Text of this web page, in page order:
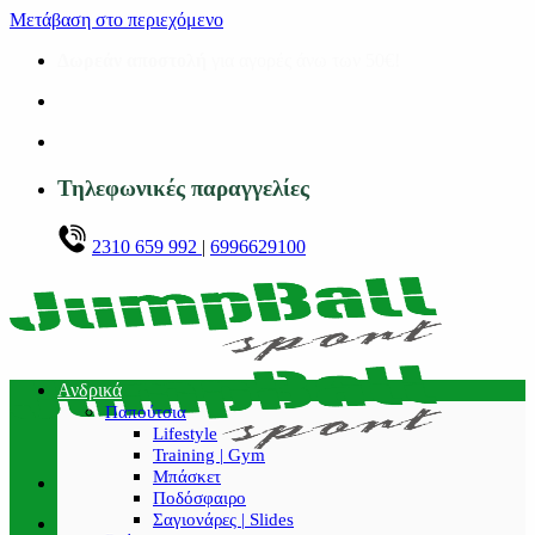
Μετάβαση στο περιεχόμενο
Τηλεφωνικές παραγγελίες
2310 659 992 | 6996629100
Ανδρικά
Παπούτσια
Lifestyle
Training | Gym
Μπάσκετ
Ποδόσφαιρο
Σαγιονάρες | Slides